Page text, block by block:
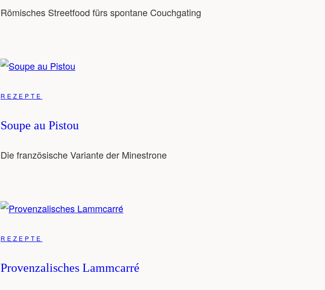
Römisches Streetfood fürs spontane Couchgating
REZEPTE
Soupe au Pistou
Die französische Variante der Minestrone
REZEPTE
Provenzalisches Lammcarré